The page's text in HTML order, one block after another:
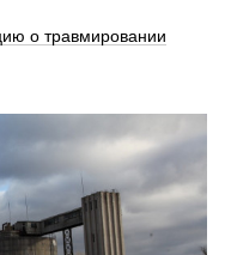
о травмировании